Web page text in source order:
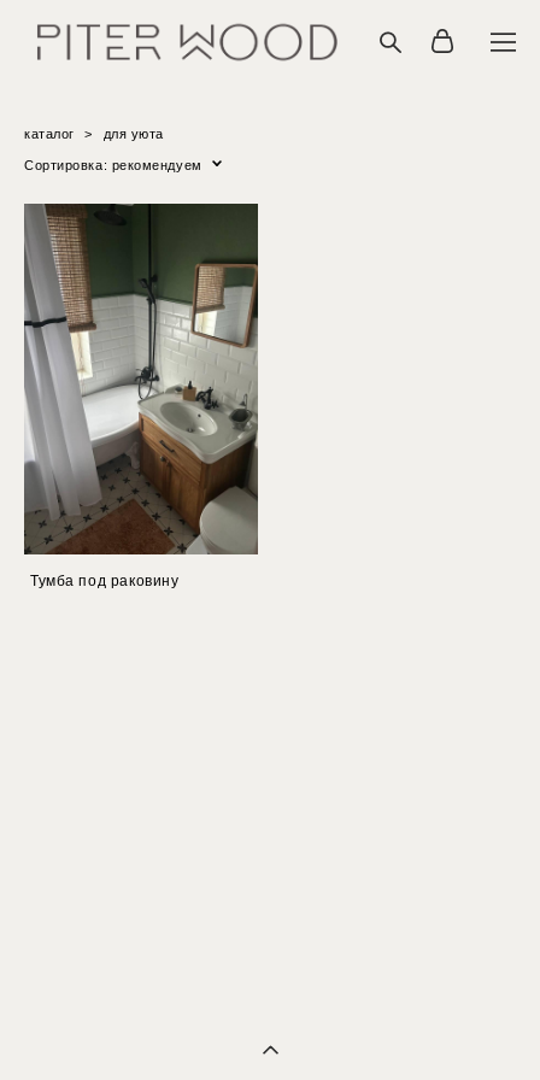
каталог > для уюта
Сортировка: рекомендуем
Тумба под раковину